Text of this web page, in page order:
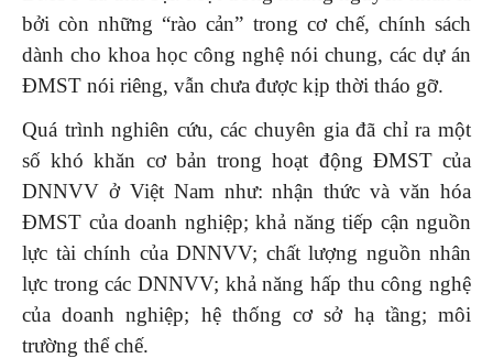
bởi còn những “rào cản” trong cơ chế, chính sách
dành cho khoa học công nghệ nói chung, các dự án
ĐMST nói riêng, vẫn chưa được kịp thời tháo gỡ.
Quá trình nghiên cứu, các chuyên gia đã chỉ ra một
số khó khăn cơ bản trong hoạt động ĐMST của
DNNVV ở Việt Nam như: nhận thức và văn hóa
ĐMST của doanh nghiệp; khả năng tiếp cận nguồn
lực tài chính của DNNVV; chất lượng nguồn nhân
lực trong các DNNVV; khả năng hấp thu công nghệ
của doanh nghiệp; hệ thống cơ sở hạ tầng; môi
trường thể chế.